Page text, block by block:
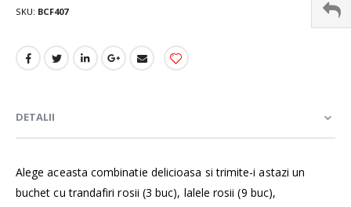
SKU BCF407
DETALII
Alege aceasta combinatie delicioasa si trimite-i astazi un
buchet cu trandafiri rosii (3 buc), lalele rosii (9 buc),